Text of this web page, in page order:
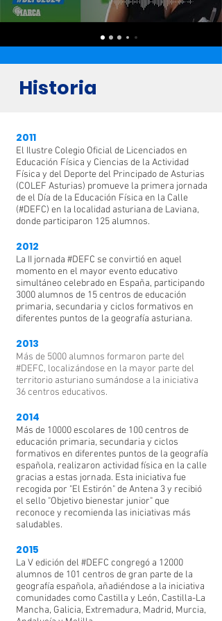
Objetivos del #DEFC
Mostrar la importancia de la Educación Física
para el desarrollo integral e integrado en todas
las edades
Dar a conocer la nueva Educación Física:
integradora, variada y divertida orientada a
transmitir hábitos de vida saludable
Fomentar la práctica de actividades físicas
físico, psíquico y social
Conciencias de los altos índices de
sedentarismo en nuestro país con el
consiguiente problema de salud y elevado
coste sanitario
realizado en las clases de Educación Física
Promover la difusión de actividad física
saludable poco conocidas
Transmitir los valores que la práctica de la
autosuperación, cooperación, empatía
Animar a la sociedad a adoptar un estilo de
vida activo
Promover la necesidad de un aumento de horas
de Educación Física en el sistema educativo en
sintonía con la opinión del ministerio de
sanidad, el CSD, la UNESCO y la OMS
Historia
2011
El Ilustre Colegio Oficial de Licenciados en
Educación Física y Ciencias de la Actividad
Física y del Deporte del Principado de Asturias
(COLEF Asturias) promueve la primera jornada
de el Día de la Educación Física en la Calle
(#DEFC) en la localidad asturiana de Laviana,
donde participaron 125 alumnos.
2012
La II jornada #DEFC se convirtió en aquel
momento en el mayor evento educativo
simultáneo celebrado en España, participando
3000 alumnos de 15 centros de educación
primaria, secundaria y ciclos formativos en
diferentes puntos de la geografía asturiana.
2013
Más de 5000 alumnos formaron parte del
#DEFC, localizándose en la mayor parte del
territorio asturiano sumándose a la iniciativa
36 centros educativos.
2014
Más de 10000 escolares de 100 centros de
educación primaria, secundaria y ciclos
formativos en diferentes puntos de la geografía
española, realizaron actividad física en la calle
gracias a estas jornada. Esta iniciativa fue
recogida por "El Estirón" de Antena 3 y recibió
el sello "Objetivo bienestar junior" que
reconoce y recomienda las iniciativas más
saludables.
2015
La V edición del #DEFC congregó a 12000
alumnos de 101 centros de gran parte de la
geografía española, añadiéndose a la iniciativa
comunidades como Castilla y León, Castilla-La
Mancha, Galicia, Extremadura, Madrid, Murcia,